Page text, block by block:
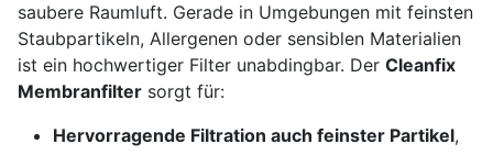
saubere Raumluft. Gerade in Umgebungen mit feinsten
Staubpartikeln, Allergenen oder sensiblen Materialien
ist ein hochwertiger Filter unabdingbar. Der Cleanfix
Membranfilter sorgt für:
Hervorragende Filtration auch feinster Partikel,